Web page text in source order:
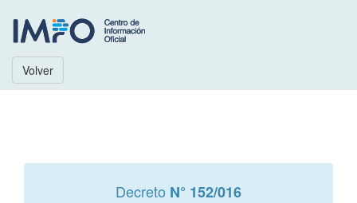
Volver
Decreto N° 152/016